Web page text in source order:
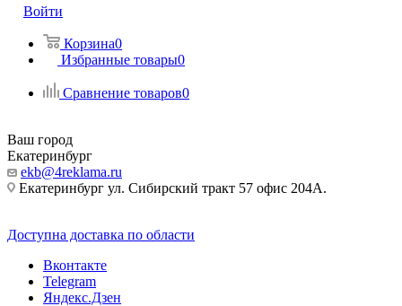
Войти
Корзина0
Избранные товары0
Сравнение товаров0
Ваш город
Екатеринбург
ekb@4reklama.ru
Екатеринбург ул. Сибирский тракт 57 офис 204А.
Доступна доставка по области
Вконтакте
Telegram
Яндекс.Дзен